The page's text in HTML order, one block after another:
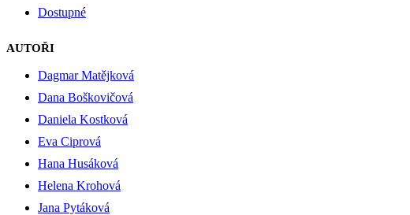
Dostupné
AUTOŘI
Dagmar Matějková
Dana Boškovičová
Daniela Kostková
Eva Ciprová
Hana Husáková
Helena Krohová
Jana Pytáková